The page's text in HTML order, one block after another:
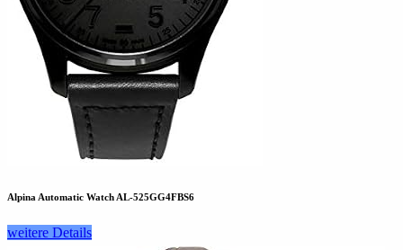
Alpina Automatic Watch AL-525GG4FBS6
weitere Details